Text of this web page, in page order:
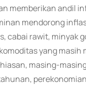
memberikan andil
mendorong
cabai rawit, minyak
yang
masing-